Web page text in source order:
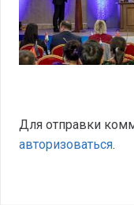
Для отправки
авторизоваться.